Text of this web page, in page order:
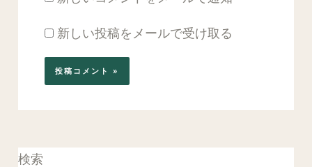
新しい投稿をメールで受け取る
検索